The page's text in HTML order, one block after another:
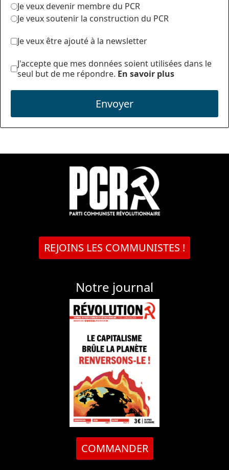
Je veux devenir membre du PCR
Je veux soutenir la construction du PCR
Je veux être ajouté à la newsletter
J'accepte que mes données soient utilisées dans le
seul but de me répondre. En savoir plus
Envoyer
REJOINS LES COMMUNISTES !
Notre journal
COMMANDER